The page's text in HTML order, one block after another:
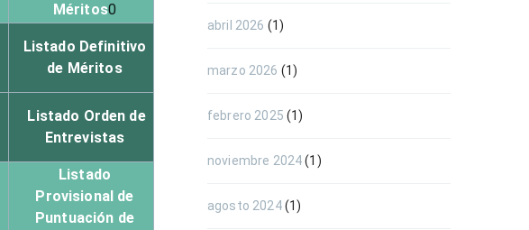
Méritos0
Listado Definitivo
de Méritos
Listado Orden de
Entrevistas
Listado
Provisional de
Puntuación de
abril 2026 (1)
marzo 2026 (1)
febrero 2025 (1)
noviembre 2024(1)
agosto 2024(1)